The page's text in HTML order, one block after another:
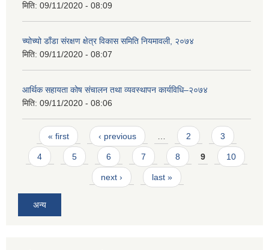
मिति: 09/11/2020 - 08:09
च्योच्यो डाँडा संरक्षण क्षेत्र विकास समिति नियमावली, २०७४
मिति: 09/11/2020 - 08:07
आर्थिक सहायता कोष संचालन तथा व्यवस्थापन कार्यविधि–२०७४
मिति: 09/11/2020 - 08:06
Pages
« first ‹ previous 2 3
4 5 6 7 8 9 10
next › last »
अन्य